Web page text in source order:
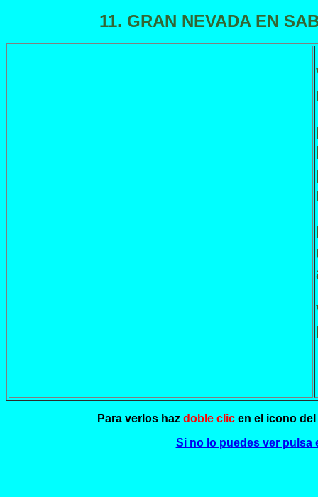
11. GRAN NEVADA EN
Para verlos haz doble clic en el icono
Si no lo puedes ver pulsa